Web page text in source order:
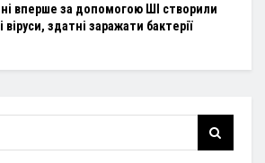
вперше за допомогою ШІ створили
віруси, здатні заражати бактерії